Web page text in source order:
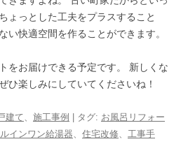
ょっとした工夫をプラスすること
い快適空間を作ることができます。
をお届けできる予定です。 新しくな
ひ楽しみにしていてくださいね！
建て 施工事例 | タグ: お風呂リフォー
インワン給湯器 住宅改修
工事手